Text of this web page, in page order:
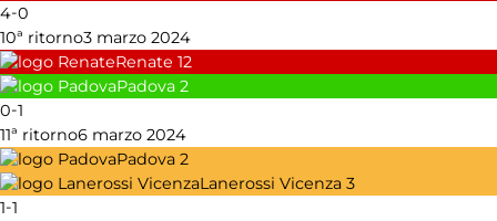
4-0
10ª ritorno3 marzo 2024
Renate 12
Padova 2
0-1
11ª ritorno6 marzo 2024
Padova 2
Lanerossi Vicenza 3
1-1